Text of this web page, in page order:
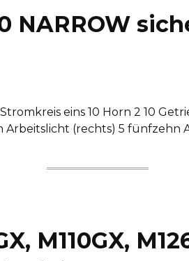
NARROW
eins 10 Horn 2 10
Arbeitslicht (rechts) 5 fünfzehn
M110GX,